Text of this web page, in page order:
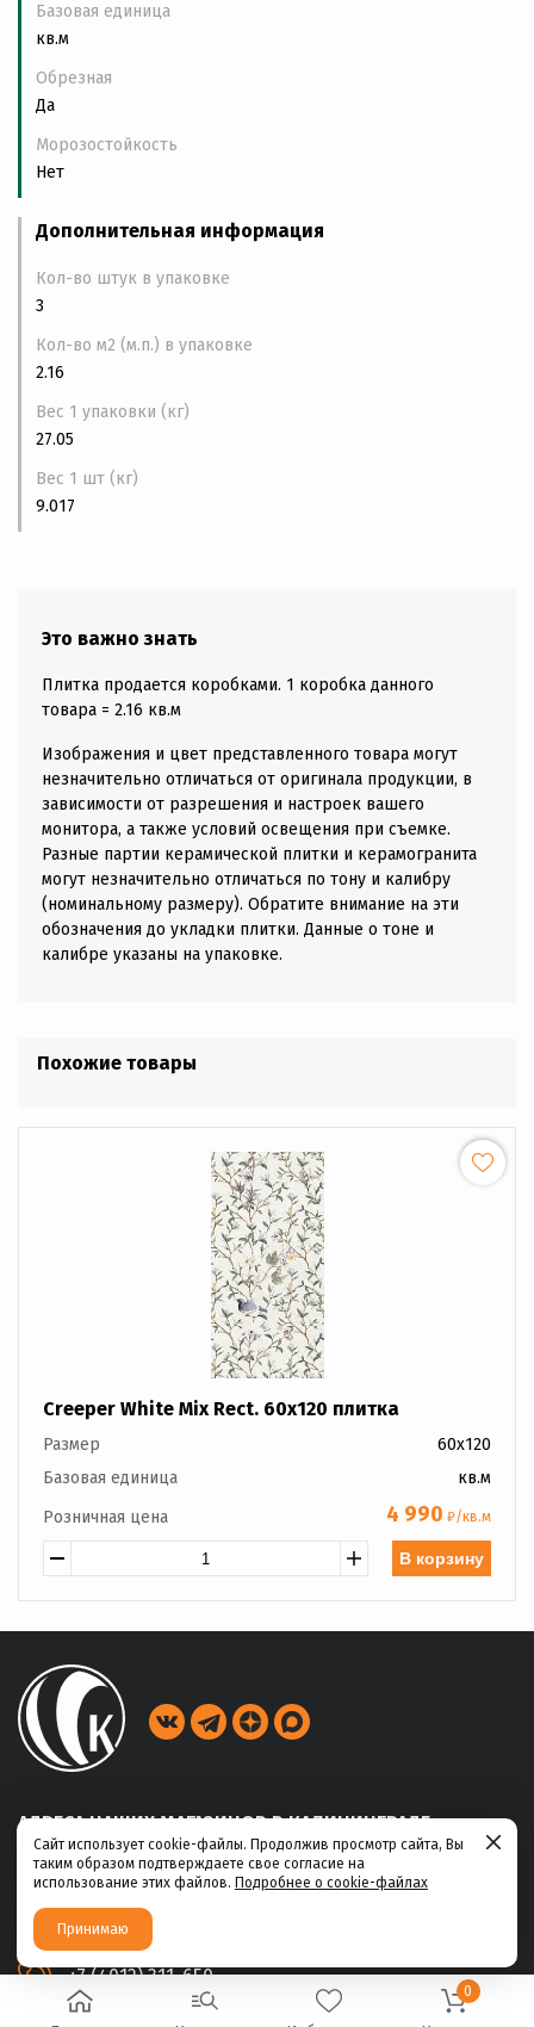
Базовая единица
кв.м
Обрезная
Да
Морозостойкость
Нет
Дополнительная информация
Кол-во штук в упаковке
3
Кол-во м2 (м.п.) в упаковке
2.16
Вес 1 упаковки (кг)
27.05
Вес 1 шт (кг)
9.017
Это важно знать
Плитка продается коробками. 1 коробка данного
товара = 2.16 кв.м
Изображения и цвет представленного товара могут
незначительно отличаться от оригинала продукции, в
зависимости от разрешения и настроек вашего
монитора, а также условий освещения при съемке.
Разные партии керамической плитки и керамогранита
могут незначительно отличаться по тону и калибру
(номинальному размеру). Обратите внимание на эти
обозначения до укладки плитки. Данные о тоне и
калибре указаны на упаковке.
Похожие товары
Creeper White Mix Rect. 60x120 плитка
Размер
60x120
Базовая единица
кв.м
Розничная цена
4 990 ₽/кв.м
В корзину
АДРЕСА НАШИХ МАГАЗИНОВ В КАЛИНИНГРАДЕ
ул. Габайдулина, 39
+7 (4012) 311-456
ул. Ю.Маточкина, 2а
+7 (4012) 311-650
0
Сайт использует cookie-файлы. Продолжив просмотр сайта, Вы
таким образом подтверждаете свое согласие на
использование этих файлов. Подробнее о cookie-файлах
Принимаю